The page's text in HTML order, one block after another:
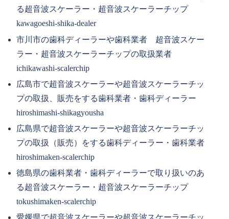
る超音波スケーラー・超音波スケーラーチップ
kawagoeshi-shika-dealer
市川市の歯科ディーラーや歯科業者 超音波スケー
ラー・超音波スケーラーチップの取扱業者
ichikawashi-scalerchip
広島市で超音波スケーラーや超音波スケーラーチッ
プの取扱、販売をする歯科業者・歯科ディーラー
hiroshimashi-shikagyousha
広島県で超音波スケーラーや超音波スケーラーチッ
プの取扱（販売）をする歯科ディーラー・歯科業者
hiroshimaken-scalerchip
徳島県の歯科業者・歯科ディーラーで取り扱いのあ
る超音波スケーラー・超音波スケーラーチップ
tokushimaken-scalerchip